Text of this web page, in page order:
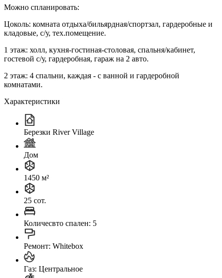
Можно спланировать:
Цоколь: комната отдыха/бильярдная/спортзал, гардеробные и
кладовые, с/у, тех.помещение.
1 этаж: холл, кухня-гостиная-столовая, спальня/кабинет,
гостевой с/у, гардеробная, гараж на 2 авто.
2 этаж: 4 спальни, каждая - с ванной и гардеробной
комнатами.
Характеристики
Березки River Village
Дом
1450 м²
25 сот.
Количесвто спален: 5
Ремонт: Whitebox
Газ: Центральное